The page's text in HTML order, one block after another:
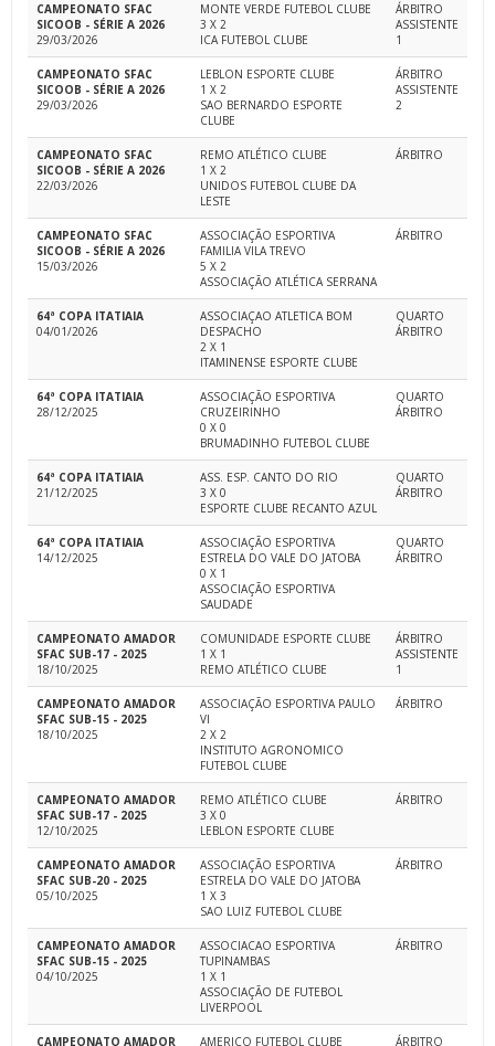
CAMPEONATO SFAC
SICOOB - SÉRIE A 2026
29/03/2026
MONTE VERDE FUTEBOL CLUBE
3 X 2
ICA FUTEBOL CLUBE
ÁRBITRO
ASSISTENTE
1
CAMPEONATO SFAC
SICOOB - SÉRIE A 2026
29/03/2026
LEBLON ESPORTE CLUBE
1 X 2
SAO BERNARDO ESPORTE
CLUBE
ÁRBITRO
ASSISTENTE
2
CAMPEONATO SFAC
SICOOB - SÉRIE A 2026
22/03/2026
REMO ATLÉTICO CLUBE
1 X 2
UNIDOS FUTEBOL CLUBE DA
LESTE
ÁRBITRO
CAMPEONATO SFAC
SICOOB - SÉRIE A 2026
15/03/2026
ASSOCIAÇÃO ESPORTIVA
FAMILIA VILA TREVO
5 X 2
ASSOCIAÇÃO ATLÉTICA SERRANA
ÁRBITRO
64ª COPA ITATIAIA
04/01/2026
ASSOCIAÇAO ATLETICA BOM
DESPACHO
2 X 1
ITAMINENSE ESPORTE CLUBE
QUARTO
ÁRBITRO
64ª COPA ITATIAIA
28/12/2025
ASSOCIAÇÃO ESPORTIVA
CRUZEIRINHO
0 X 0
BRUMADINHO FUTEBOL CLUBE
QUARTO
ÁRBITRO
64ª COPA ITATIAIA
21/12/2025
ASS. ESP. CANTO DO RIO
3 X 0
ESPORTE CLUBE RECANTO AZUL
QUARTO
ÁRBITRO
64ª COPA ITATIAIA
14/12/2025
ASSOCIAÇÃO ESPORTIVA
ESTRELA DO VALE DO JATOBA
0 X 1
ASSOCIAÇÃO ESPORTIVA
SAUDADE
QUARTO
ÁRBITRO
CAMPEONATO AMADOR
SFAC SUB-17 - 2025
18/10/2025
COMUNIDADE ESPORTE CLUBE
1 X 1
REMO ATLÉTICO CLUBE
ÁRBITRO
ASSISTENTE
1
CAMPEONATO AMADOR
SFAC SUB-15 - 2025
18/10/2025
ASSOCIAÇÃO ESPORTIVA PAULO
VI
2 X 2
INSTITUTO AGRONOMICO
FUTEBOL CLUBE
ÁRBITRO
CAMPEONATO AMADOR
SFAC SUB-17 - 2025
12/10/2025
REMO ATLÉTICO CLUBE
3 X 0
LEBLON ESPORTE CLUBE
ÁRBITRO
CAMPEONATO AMADOR
SFAC SUB-20 - 2025
05/10/2025
ASSOCIAÇÃO ESPORTIVA
ESTRELA DO VALE DO JATOBA
1 X 3
SAO LUIZ FUTEBOL CLUBE
ÁRBITRO
CAMPEONATO AMADOR
SFAC SUB-15 - 2025
04/10/2025
ASSOCIACAO ESPORTIVA
TUPINAMBAS
1 X 1
ASSOCIAÇÃO DE FUTEBOL
LIVERPOOL
ÁRBITRO
CAMPEONATO AMADOR AMERICO FUTEBOL CLUBE ÁRBITRO